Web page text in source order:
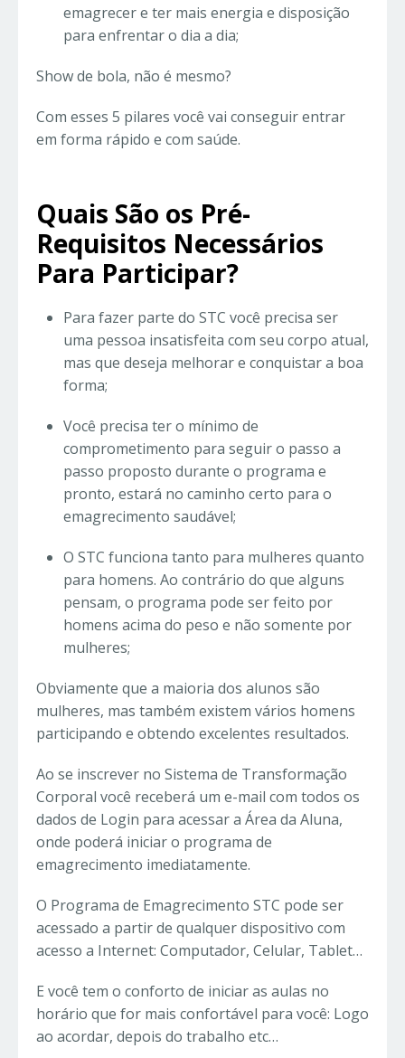
emagrecer e ter mais energia e disposição
para enfrentar o dia a dia;
Show de bola, não é mesmo?
Com esses 5 pilares você vai conseguir entrar
em forma rápido e com saúde.
Quais São os Pré-
Requisitos Necessários
Para Participar?
Para fazer parte do STC você precisa ser
uma pessoa insatisfeita com seu corpo atual,
mas que deseja melhorar e conquistar a boa
forma;
Você precisa ter o mínimo de
comprometimento para seguir o passo a
passo proposto durante o programa e
pronto, estará no caminho certo para o
emagrecimento saudável;
O STC funciona tanto para mulheres quanto
para homens. Ao contrário do que alguns
pensam, o programa pode ser feito por
homens acima do peso e não somente por
mulheres;
Obviamente que a maioria dos alunos são
mulheres, mas também existem vários homens
participando e obtendo excelentes resultados.
Ao se inscrever no Sistema de Transformação
Corporal você receberá um e-mail com todos os
dados de Login para acessar a Área da Aluna,
onde poderá iniciar o programa de
emagrecimento imediatamente.
O Programa de Emagrecimento STC pode ser
acessado a partir de qualquer dispositivo com
acesso a Internet: Computador, Celular, Tablet…
E você tem o conforto de iniciar as aulas no
horário que for mais confortável para você: Logo
ao acordar, depois do trabalho etc…